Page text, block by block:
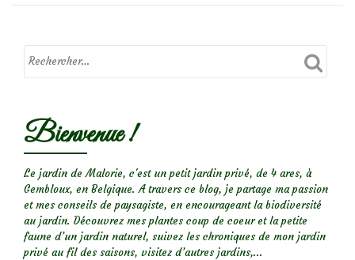
pelures
Bienvenue !
Le jardin de Malorie, c'est un petit jardin privé, de 4 ares, à
Gembloux, en Belgique. A travers ce blog, je partage ma passion
et mes conseils de paysagiste, en encourageant la biodiversité
au jardin. Découvrez mes plantes coup de coeur et la petite
faune d’un jardin naturel, suivez les chroniques de mon jardin
privé au fil des saisons, visitez d’autres jardins,...